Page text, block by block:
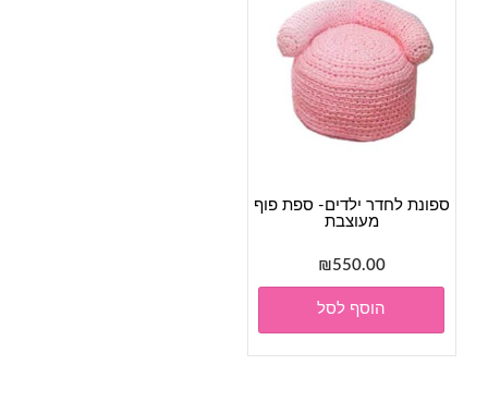
ספונת לחדר ילדים- ספת פוף
מעוצבת
₪550.00
הוסף לסל